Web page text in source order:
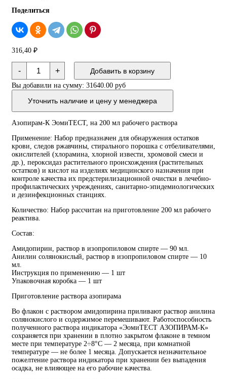
Поделиться
316,40 ₽
-
Количество
товара
Азопирам-
К
+ Добавить в корзину
Вы добавили на сумму: 31640.00 руб
Уточнить наличие и цену у менеджера
Азопирам-К ЭомиТЕСТ, на 200 мл рабочего раствора
Применение: Набор предназначен для обнаружения остатков
крови, следов ржавчины, стирального порошка с отбеливателями,
окислителей (хлорамина, хлорной извести, хромовой смеси и
др.), пероксидаз растительного происхождения (растительных
остатков) и кислот на изделиях медицинского назначения при
контроле качества их предстерилизационной очистки в лечебно-
профилактических учреждениях, санитарно-эпидемиологических
и дезинфекционных станциях.
Количество: Набор рассчитан на приготовление 200 мл ра­бочего
реактива.
Состав:
Амидопирин, раствор в изопропиловом спирте — 90 мл.
Анилин солянокислый, раствор в изопропиловом спирте — 10
мл.
Инструкция по применению — 1 шт
Упаковочная коробка — 1 шт
Приготовление раствора азопирама
Во флакон с раствором амидопирина приливают раствор анилина
солянокислого и содержимое перемешивают. Работоспособность
полученного раствора индикатора «ЭомиТЕСТ АЗОПИРАМ-К»
сохраняется при хранении в плотно закрытом флаконе в темном
месте при температуре 2÷8°С — 2 месяца, при комнатной
температуре — не более 1 месяца. Допускается незначительное
пожелтение раствора индикатора при хранении без выпадения
осадка, не влияющее на его рабочие качества.